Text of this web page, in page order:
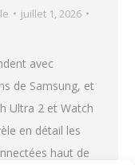
juillet 1, 2026
avec
de Samsung, et
Ultra 2 et Watch
en détail les
haut de